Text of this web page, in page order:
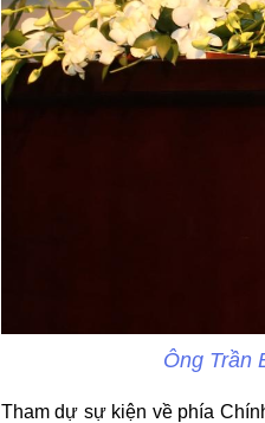
Ông Trần
Tham dự sự kiện về phía